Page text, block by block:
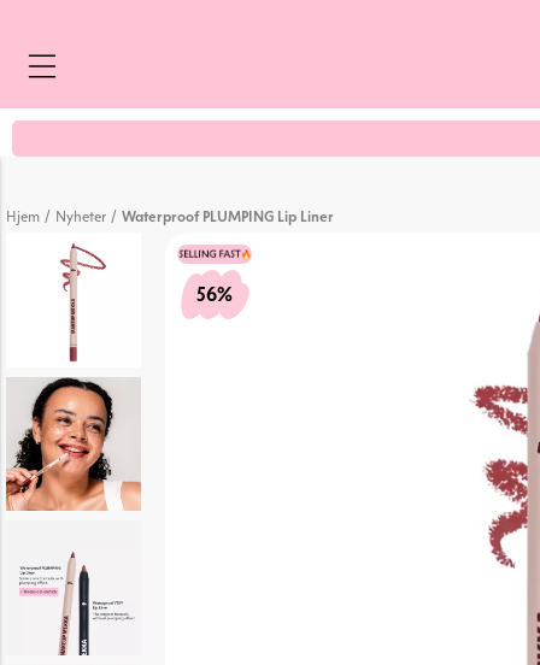
Hjem / Nyheter / Waterproof PLUMPING Lip Liner
56%